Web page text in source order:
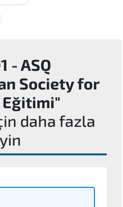
- ASQ
Society for
daha fazla